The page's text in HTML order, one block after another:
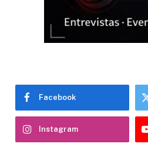
Facebook
Instagram